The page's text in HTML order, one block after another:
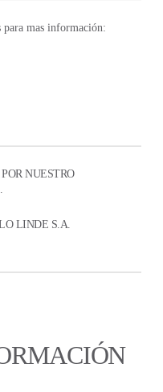
para mas información:
NUESTRO
LINDE S.A.